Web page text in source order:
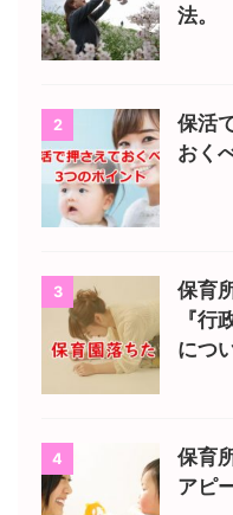
法。
2
保活
おく
3
保育
『行
につ
4
保育
アピ